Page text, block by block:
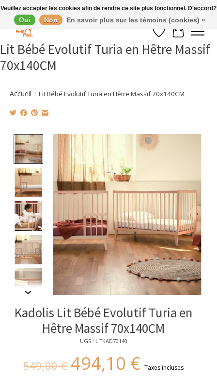
Liste de souhaits
Panier
Lit Bébé Evolutif Turia en Hêtre Massif
70x140CM
Accueil / Lit Bébé Evolutif Turia en Hêtre Massif 70x140CM
Product image slideshow Items
Kadolis Lit Bébé Evolutif Turia en
Hêtre Massif 70x140CM
UGS : LITKAD70140
549,00 € 494,10 € Taxes incluses
Veuillez accepter les cookies afin de rendre ce site plus fonctionnel. D'accord?
Oui Non En savoir plus sur les témoins (cookies) »